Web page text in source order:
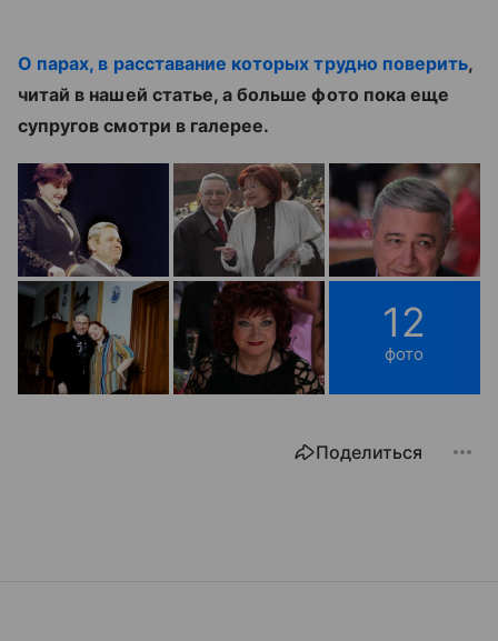
О парах, в расставание которых трудно поверить,
читай в нашей статье, а больше фото пока еще
супругов смотри в галерее.
12
фото
Поделиться